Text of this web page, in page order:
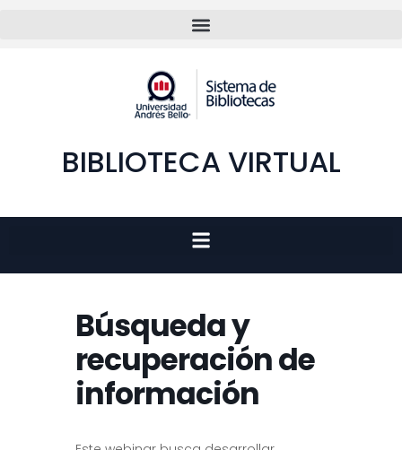
BIBLIOTECA VIRTUAL
Búsqueda y
recuperación de
información